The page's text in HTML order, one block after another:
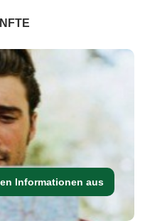
Informationen aus